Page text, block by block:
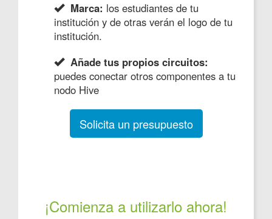
Marca: los estudiantes de tu
institución y de otras verán el logo de tu
institución.
Añade tus propios circuitos:
puedes conectar otros componentes a tu
nodo Hive
Solicita un presupuesto
¡Comienza a utilizarlo ahora!